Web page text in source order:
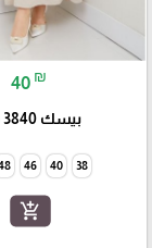
40 ₪
بيسك 3840 بيج
38
40
46
add_shopping_cart